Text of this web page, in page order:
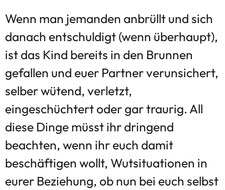
Wenn man jemanden anbrüllt und sich
danach entschuldigt (wenn überhaupt),
ist das Kind bereits in den Brunnen
gefallen und euer Partner verunsichert,
selber wütend, verletzt,
eingeschüchtert oder gar traurig. All
diese Dinge müsst ihr dringend
beachten, wenn ihr euch damit
beschäftigen wollt, Wutsituationen in
eurer Beziehung, ob nun bei euch selbst